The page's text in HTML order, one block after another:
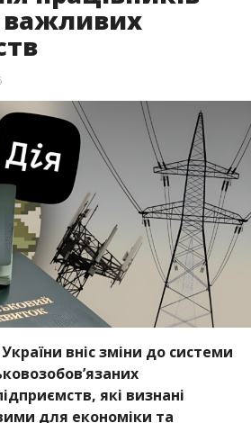
України вніс зміни до системи
які визнані
для економіки та